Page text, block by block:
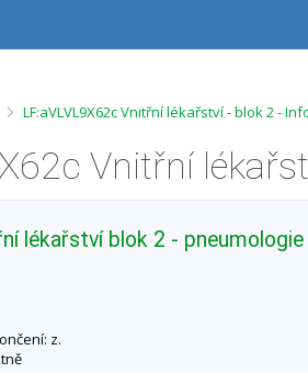
>
LF:aVLVL9X62c Vnitřní lékařství - blok 2 -
Vnitřní
lékařství blok 2 - pneumologie
z.